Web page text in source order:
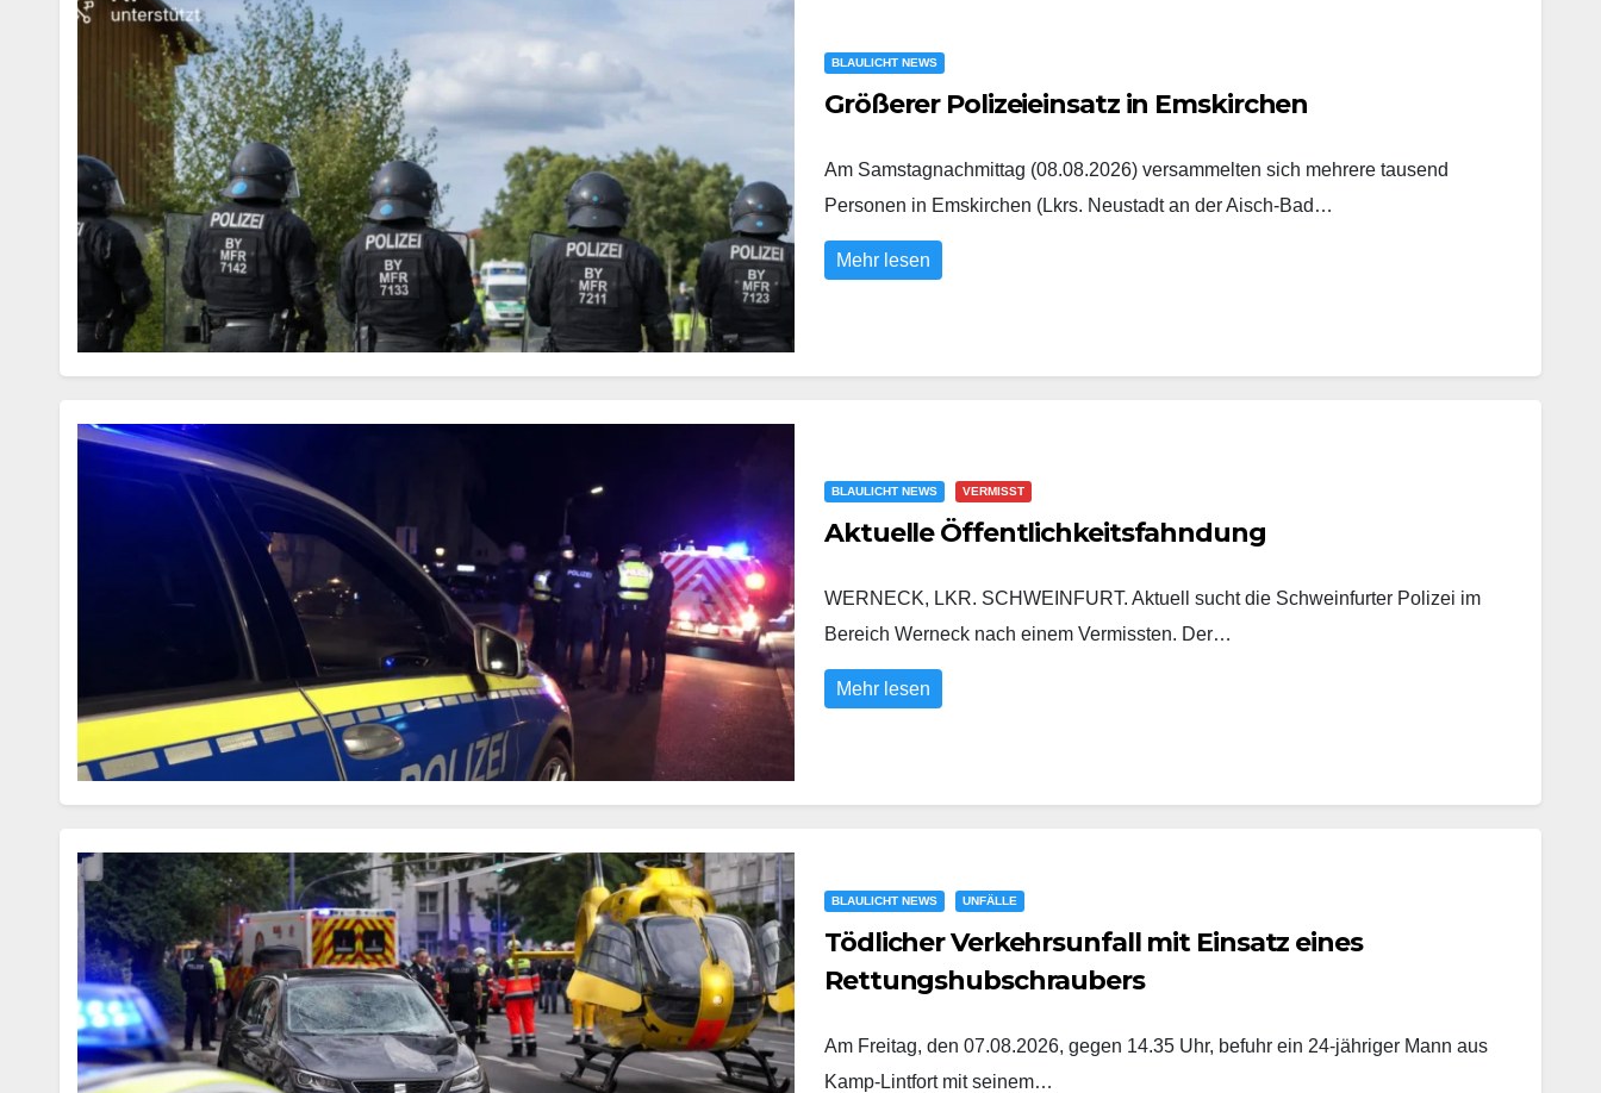
BLAULICHT NEWS
Größerer Polizeieinsatz in Emskirchen
Am Samstagnachmittag (08.08.2026) versammelten sich mehrere tausend
Personen in Emskirchen (Lkrs. Neustadt an der Aisch-Bad…
Mehr lesen
BLAULICHT NEWS VERMISST
Aktuelle Öffentlichkeitsfahndung
WERNECK, LKR. SCHWEINFURT. Aktuell sucht die Schweinfurter Polizei im
Bereich Werneck nach einem Vermissten. Der…
Mehr lesen
BLAULICHT NEWS UNFÄLLE
Tödlicher Verkehrsunfall mit Einsatz eines
Rettungshubschraubers
Am Freitag, den 07.08.2026, gegen 14.35 Uhr, befuhr ein 24-jähriger Mann aus
Kamp-Lintfort mit seinem…